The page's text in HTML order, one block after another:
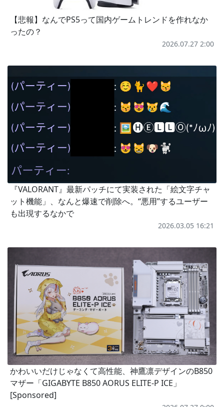
【悲報】なんでPS5って国内ゲームトレンドを作れなか
ったの？
2026.07.27 2:00
『VALORANT』最新パッチにて実装された「絵文字チャ
ット機能」、なんと爆速で削除へ。“悪用”するユーザー
も出現するなかで
2026.03.05 16:21
かわいいだけじゃなくて高性能、神鷹凛デザインのB850
マザー「GIGABYTE B850 AORUS ELITE-P ICE」
[Sponsored]